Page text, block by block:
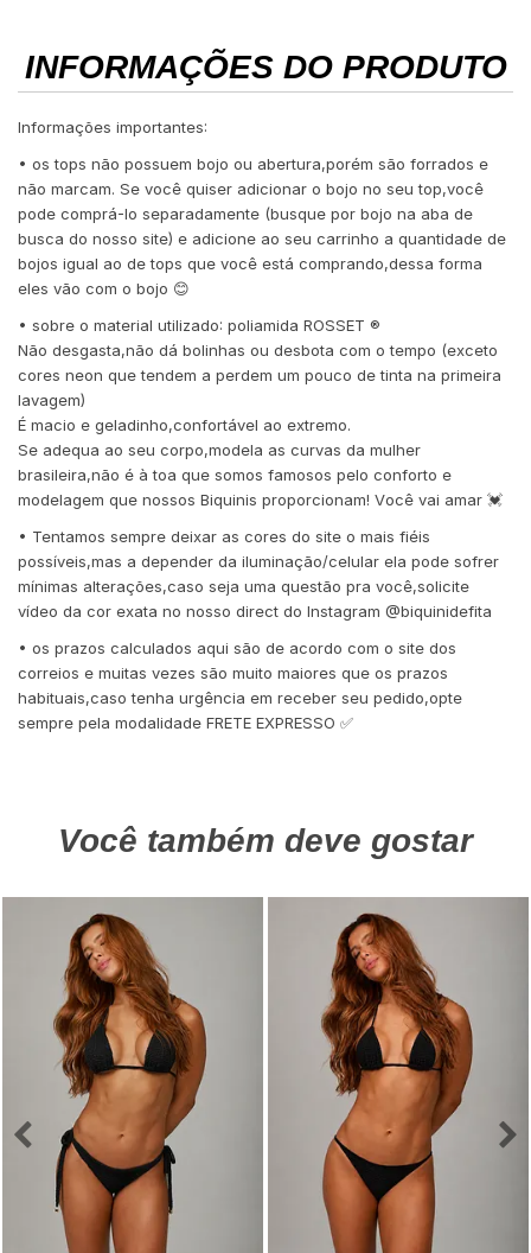
INFORMAÇÕES DO PRODUTO
Informações importantes:
• os tops não possuem bojo ou abertura,porém são forrados e
não marcam. Se você quiser adicionar o bojo no seu top,você
pode comprá-lo separadamente (busque por bojo na aba de
busca do nosso site) e adicione ao seu carrinho a quantidade de
bojos igual ao de tops que você está comprando,dessa forma
eles vão com o bojo 😊
• sobre o material utilizado: poliamida ROSSET ®️
Não desgasta,não dá bolinhas ou desbota com o tempo (exceto
cores neon que tendem a perdem um pouco de tinta na primeira
lavagem)
É macio e geladinho,confortável ao extremo.
Se adequa ao seu corpo,modela as curvas da mulher
brasileira,não é à toa que somos famosos pelo conforto e
modelagem que nossos Biquinis proporcionam! Você vai amar 💓
• Tentamos sempre deixar as cores do site o mais fiéis
possíveis,mas a depender da iluminação/celular ela pode sofrer
mínimas alterações,caso seja uma questão pra você,solicite
vídeo da cor exata no nosso direct do Instagram @biquinidefita
• os prazos calculados aqui são de acordo com o site dos
correios e muitas vezes são muito maiores que os prazos
habituais,caso tenha urgência em receber seu pedido,opte
sempre pela modalidade FRETE EXPRESSO ✅
Você também deve gostar